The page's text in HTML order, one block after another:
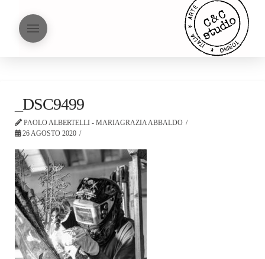
_DSC9499
PAOLO ALBERTELLI - MARIAGRAZIA ABBALDO
26 AGOSTO 2020